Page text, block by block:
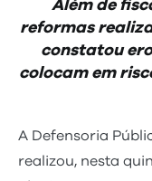
Além de
reformas
constatou
colocam em
A Defensoria
realizou, nesta